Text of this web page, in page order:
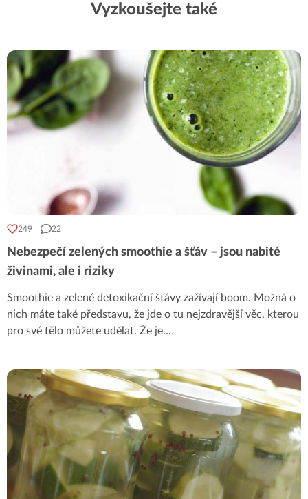
Vyzkoušejte také
249 22
Nebezpečí zelených smoothie a šťáv – jsou nabité
živinami, ale i riziky
Smoothie a zelené detoxikační šťávy zažívají boom. Možná o
nich máte také představu, že jde o tu nejzdravější věc, kterou
pro své tělo můžete udělat. Že je...